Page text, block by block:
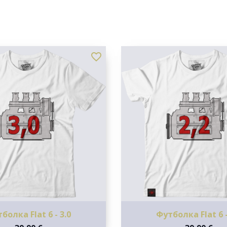
Flat 6 - 3.0
favorite_border
Футболка Flat 6